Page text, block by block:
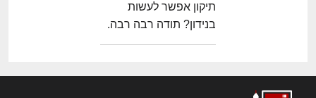
תיקון אפשר לעשות
בנידון? תודה רבה רבה.